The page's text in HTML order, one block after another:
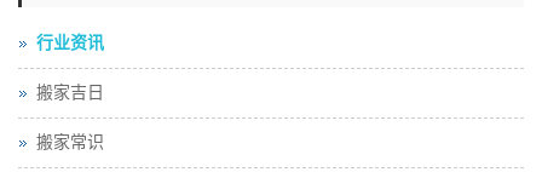
行业资讯
搬家吉日
搬家常识